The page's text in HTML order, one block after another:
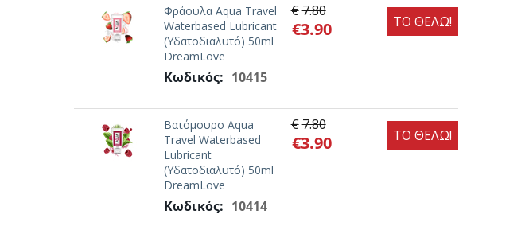
Φράουλα Aqua Travel
Waterbased Lubricant
(Υδατοδιαλυτό) 50ml
DreamLove
Κωδικός: 10415
€7.80
€3.90 ΤΟ ΘΕΛΩ!
Βατόμουρο Aqua
Travel Waterbased
Lubricant
(Υδατοδιαλυτό) 50ml
DreamLove
Κωδικός: 10414
€7.80
€3.90 ΤΟ ΘΕΛΩ!